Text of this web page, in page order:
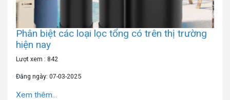
Phân biệt các loại lọc tổng có trên thị trường
hiện nay
Lượt xem : 842
Đăng ngày: 07-03-2025
Xem thêm...